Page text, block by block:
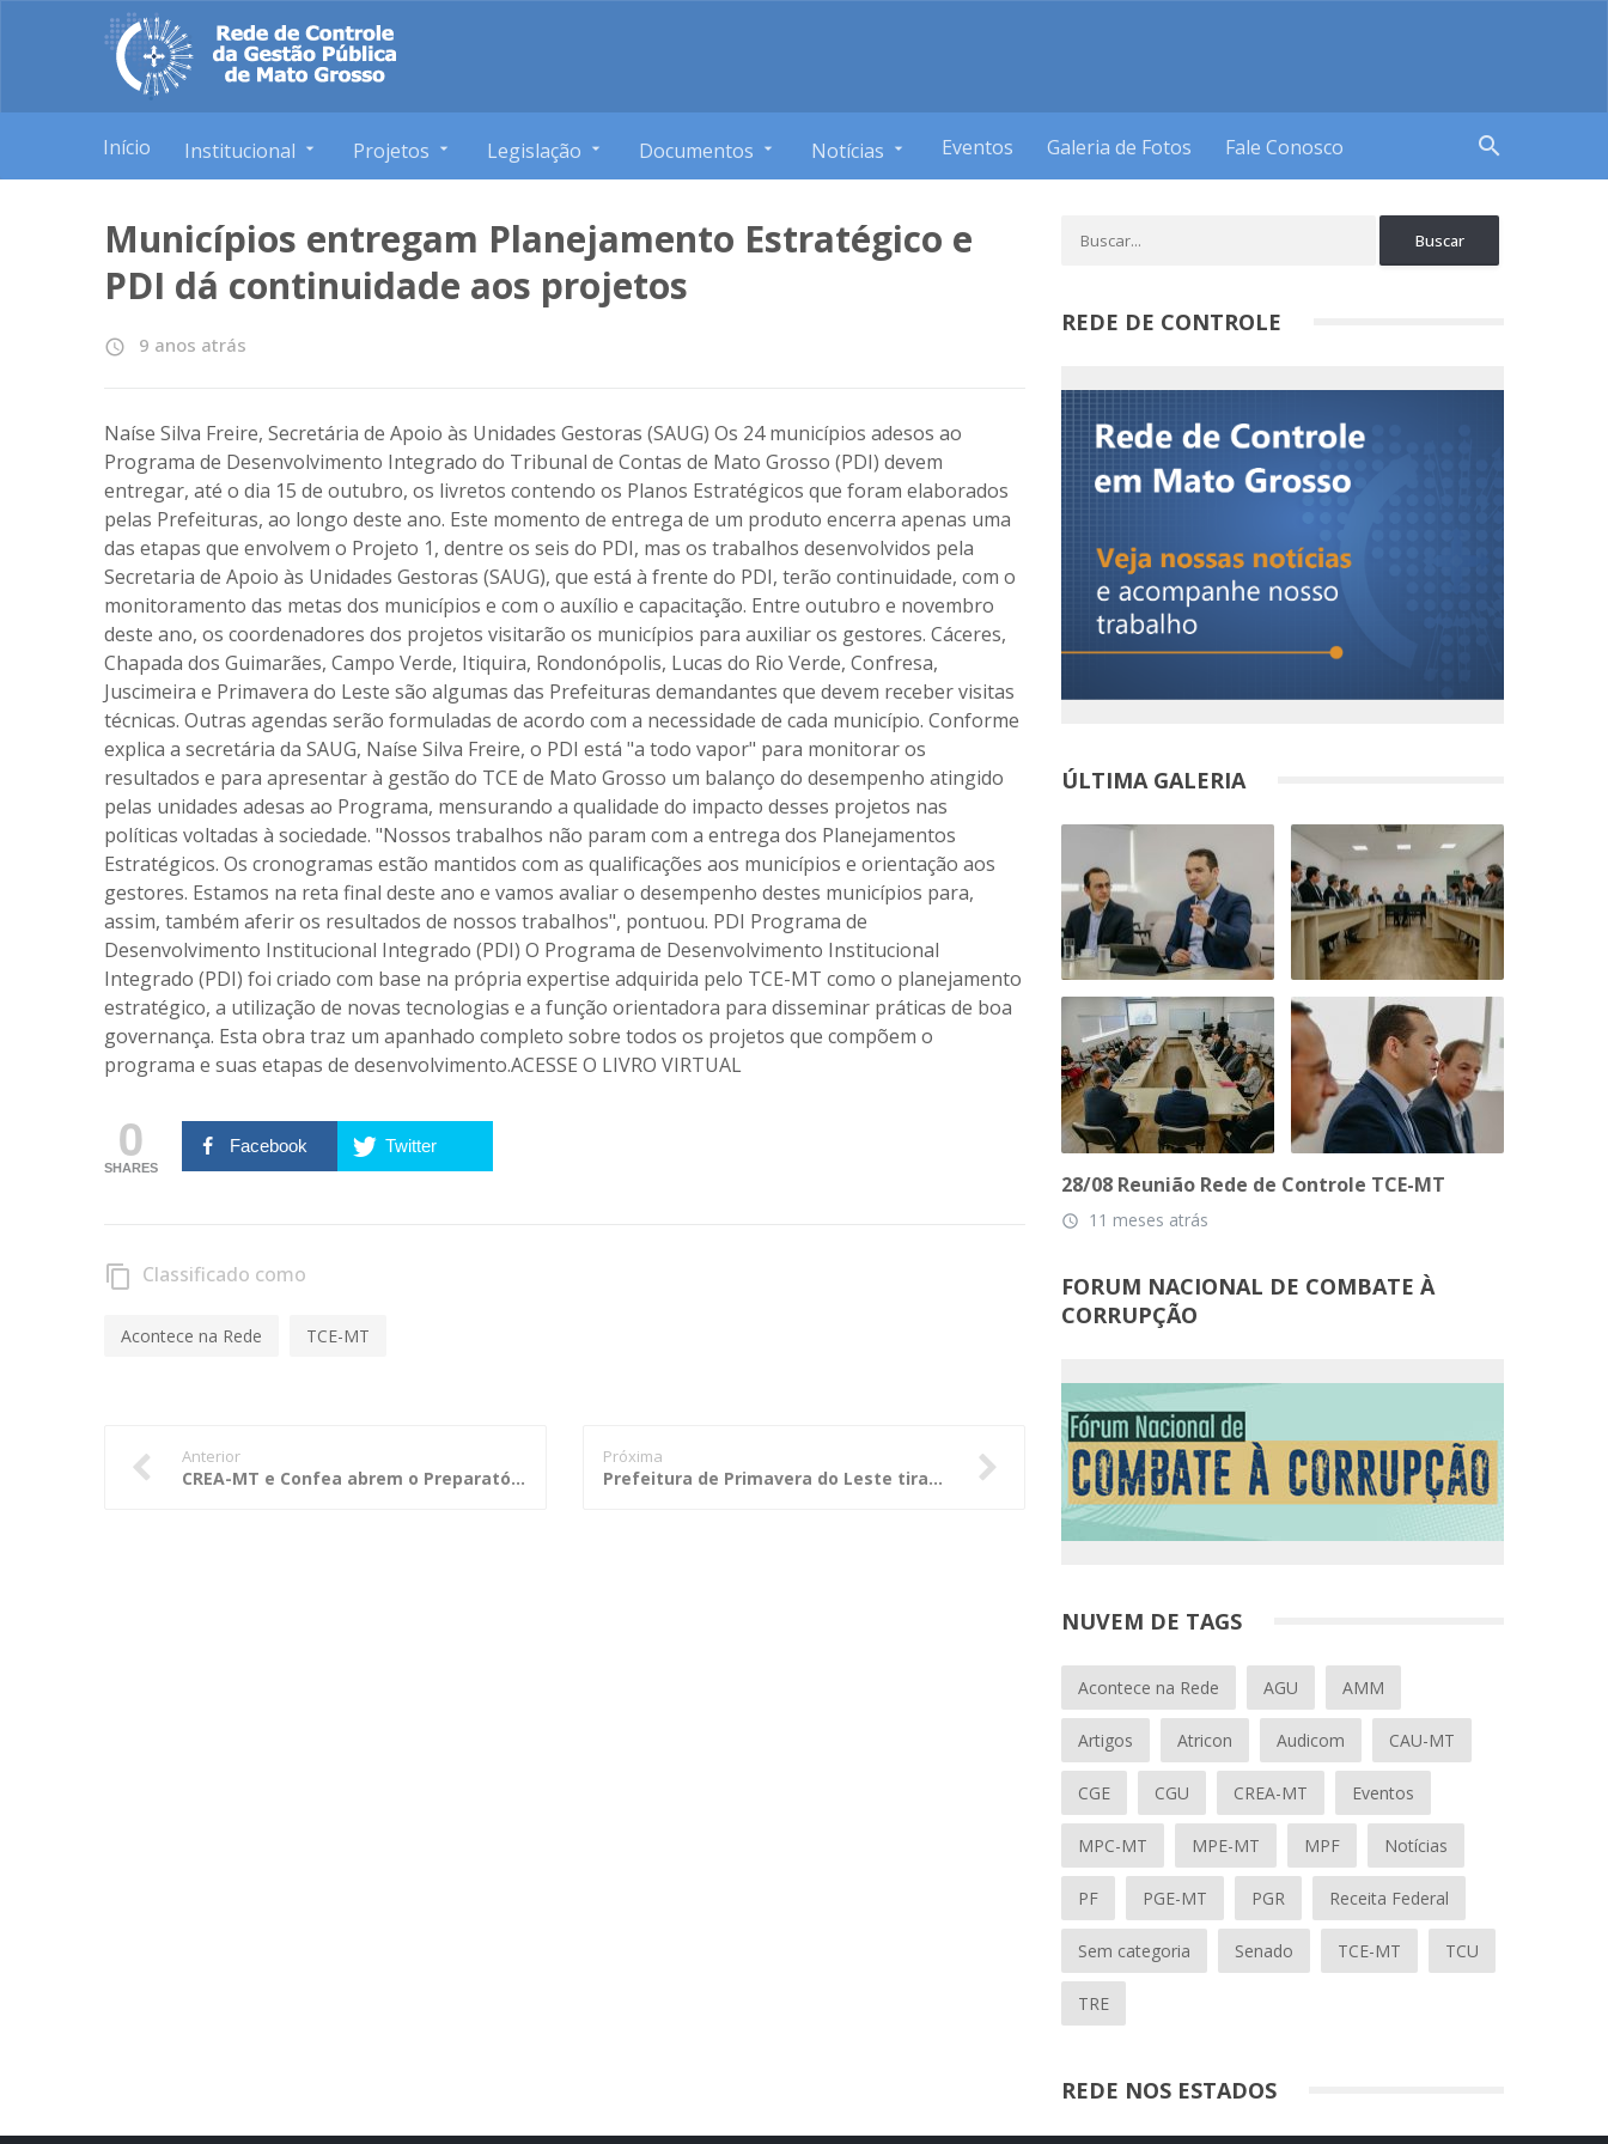
Início Institucional Projetos Legislação Documentos Notícias Eventos Galeria de Fotos Fale Conosco search
Municípios entregam Planejamento Estratégico e
PDI dá continuidade aos projetos
access_time 9 anos atrás
Naíse Silva Freire, Secretária de Apoio às Unidades Gestoras (SAUG) Os 24 municípios adesos ao
Programa de Desenvolvimento Integrado do Tribunal de Contas de Mato Grosso (PDI) devem
entregar, até o dia 15 de outubro, os livretos contendo os Planos Estratégicos que foram elaborados
pelas Prefeituras, ao longo deste ano. Este momento de entrega de um produto encerra apenas uma
das etapas que envolvem o Projeto 1, dentre os seis do PDI, mas os trabalhos desenvolvidos pela
Secretaria de Apoio às Unidades Gestoras (SAUG), que está à frente do PDI, terão continuidade, com o
monitoramento das metas dos municípios e com o auxílio e capacitação. Entre outubro e novembro
deste ano, os coordenadores dos projetos visitarão os municípios para auxiliar os gestores. Cáceres,
Chapada dos Guimarães, Campo Verde, Itiquira, Rondonópolis, Lucas do Rio Verde, Confresa,
Juscimeira e Primavera do Leste são algumas das Prefeituras demandantes que devem receber visitas
técnicas. Outras agendas serão formuladas de acordo com a necessidade de cada município. Conforme
explica a secretária da SAUG, Naíse Silva Freire, o PDI está "a todo vapor" para monitorar os
resultados e para apresentar à gestão do TCE de Mato Grosso um balanço do desempenho atingido
pelas unidades adesas ao Programa, mensurando a qualidade do impacto desses projetos nas
políticas voltadas à sociedade. "Nossos trabalhos não param com a entrega dos Planejamentos
Estratégicos. Os cronogramas estão mantidos com as qualificações aos municípios e orientação aos
gestores. Estamos na reta final deste ano e vamos avaliar o desempenho destes municípios para,
assim, também aferir os resultados de nossos trabalhos", pontuou. PDI Programa de
Desenvolvimento Institucional Integrado (PDI) O Programa de Desenvolvimento Institucional
Integrado (PDI) foi criado com base na própria expertise adquirida pelo TCE-MT como o planejamento
estratégico, a utilização de novas tecnologias e a função orientadora para disseminar práticas de boa
governança. Esta obra traz um apanhado completo sobre todos os projetos que compõem o
programa e suas etapas de desenvolvimento.ACESSE O LIVRO VIRTUAL
0
SHARES
Facebook Twitter
content_copy Classificado como
Acontece na Rede TCE-MT
Anterior
CREA-MT e Confea abrem o Preparatório para o Fórum Mundial das Águas
Próxima
Prefeitura de Primavera do Leste tira dúvidas com TCE sobre sistema Aplic
REDE DE CONTROLE
ÚLTIMA GALERIA
28/08 Reunião Rede de Controle TCE-MT
access_time 11 meses atrás
FORUM NACIONAL DE COMBATE À
CORRUPÇÃO
NUVEM DE TAGS
Acontece na Rede AGU AMM
Artigos Atricon Audicom CAU-MT
CGE CGU CREA-MT Eventos
MPC-MT MPE-MT MPF Notícias
PF PGE-MT PGR Receita Federal
Sem categoria Senado TCE-MT TCU
TRE
REDE NOS ESTADOS